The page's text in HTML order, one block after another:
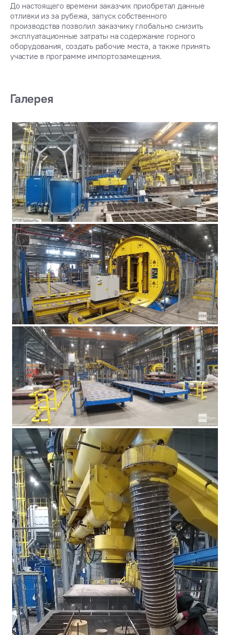
До настоящего времени заказчик приобретал данные
отливки из за рубежа, запуск собственного
производства позволил заказчику глобально снизить
эксплуатационные затраты на содержание горного
оборудования, создать рабочие места, а также принять
участие в программе импортозамещения.
Галерея